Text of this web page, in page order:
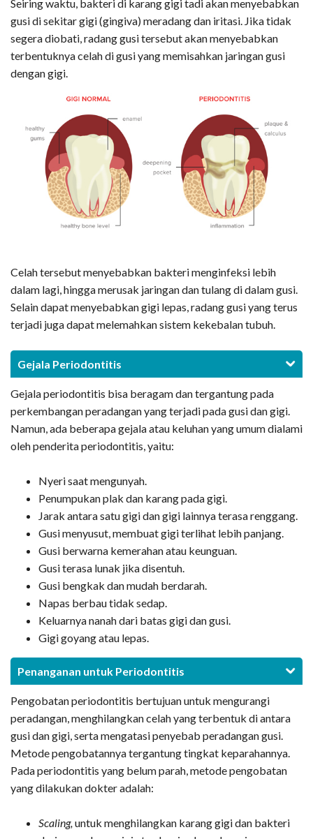
Seiring waktu, bakteri di karang gigi tadi akan menyebabkan
gusi di sekitar gigi (gingiva) meradang dan iritasi. Jika tidak
segera diobati, radang gusi tersebut akan menyebabkan
terbentuknya celah di gusi yang memisahkan jaringan gusi
dengan gigi.
Celah tersebut menyebabkan bakteri menginfeksi lebih
dalam lagi, hingga merusak jaringan dan tulang di dalam gusi.
Selain dapat menyebabkan gigi lepas, radang gusi yang terus
terjadi juga dapat melemahkan sistem kekebalan tubuh.
Gejala Periodontitis
Gejala periodontitis bisa beragam dan tergantung pada
perkembangan peradangan yang terjadi pada gusi dan gigi.
Namun, ada beberapa gejala atau keluhan yang umum dialami
oleh penderita periodontitis, yaitu:
Nyeri saat mengunyah.
Penumpukan plak dan karang pada gigi.
Jarak antara satu gigi dan gigi lainnya terasa renggang.
Gusi menyusut, membuat gigi terlihat lebih panjang.
Gusi berwarna kemerahan atau keunguan.
Gusi terasa lunak jika disentuh.
Gusi bengkak dan mudah berdarah.
Napas berbau tidak sedap.
Keluarnya nanah dari batas gigi dan gusi.
Gigi goyang atau lepas.
Penanganan untuk Periodontitis
Pengobatan periodontitis bertujuan untuk mengurangi
peradangan, menghilangkan celah yang terbentuk di antara
gusi dan gigi, serta mengatasi penyebab peradangan gusi.
Metode pengobatannya tergantung tingkat keparahannya.
Pada periodontitis yang belum parah, metode pengobatan
yang dilakukan dokter adalah:
Scaling,untuk menghilangkan karang gigi dan bakteri